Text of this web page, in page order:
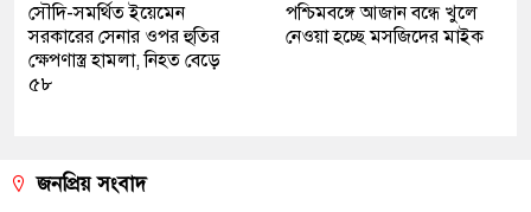
সৌদি-সমর্থিত ইয়েমেন
সরকারের সেনার ওপর হুতির
ক্ষেপণাস্ত্র হামলা, নিহত বেড়ে
৫৮
পশ্চিমবঙ্গে আজান বন্ধে খুলে
নেওয়া হচ্ছে মসজিদের মাইক
জনপ্রিয় সংবাদ